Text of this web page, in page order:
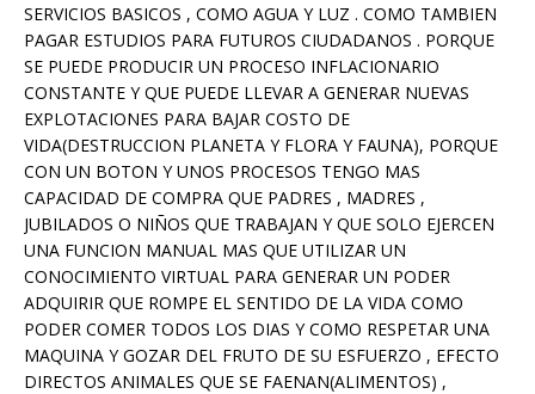
SERVICIOS BASICOS , COMO AGUA Y LUZ . COMO TAMBIEN
PAGAR ESTUDIOS PARA FUTUROS CIUDADANOS . PORQUE
SE PUEDE PRODUCIR UN PROCESO INFLACIONARIO
CONSTANTE Y QUE PUEDE LLEVAR A GENERAR NUEVAS
EXPLOTACIONES PARA BAJAR COSTO DE
VIDA(DESTRUCCION PLANETA Y FLORA Y FAUNA), PORQUE
CON UN BOTON Y UNOS PROCESOS TENGO MAS
CAPACIDAD DE COMPRA QUE PADRES , MADRES ,
JUBILADOS O NIÑOS QUE TRABAJAN Y QUE SOLO EJERCEN
UNA FUNCION MANUAL MAS QUE UTILIZAR UN
CONOCIMIENTO VIRTUAL PARA GENERAR UN PODER
ADQUIRIR QUE ROMPE EL SENTIDO DE LA VIDA COMO
PODER COMER TODOS LOS DIAS Y COMO RESPETAR UNA
MAQUINA Y GOZAR DEL FRUTO DE SU ESFUERZO , EFECTO
DIRECTOS ANIMALES QUE SE FAENAN(ALIMENTOS) ,